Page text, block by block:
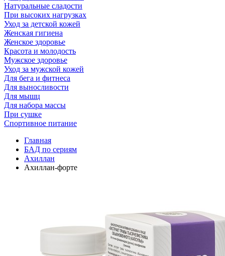
Натуральные сладости
При высоких нагрузках
Уход за детской кожей
Женская гигиена
Женское здоровье
Красота и молодость
Мужское здоровье
Уход за мужской кожей
Для бега и фитнеса
Для выносливости
Для мышц
Для набора массы
При сушке
Спортивное питание
Главная
БАД по сериям
Ахиллан
Ахиллан-форте